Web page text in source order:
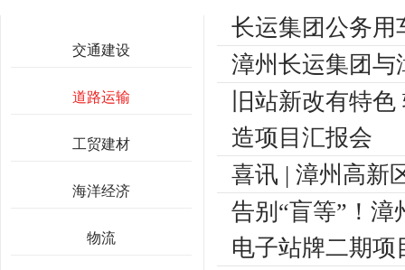
交通建设
道路运输
工贸建材
海洋经济
物流
长运集团公务用
漳州长运集团与
旧站新改有特
造项目汇报会
喜讯 | 漳州高新
告别“盲等”！
电子站牌二期项